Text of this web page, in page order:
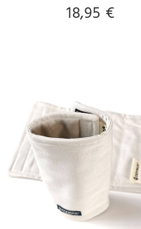
18,95 €